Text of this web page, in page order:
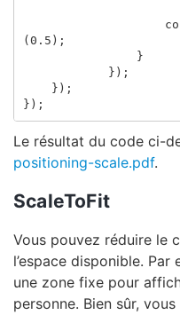
( 0.5 );
}
});
});
});
Le résultat du code ci-
positioning-scale.pdf.
ScaleToFit
Vous pouvez réduire le
l’espace disponible.
une zone fixe pour
personne. Bien sûr,